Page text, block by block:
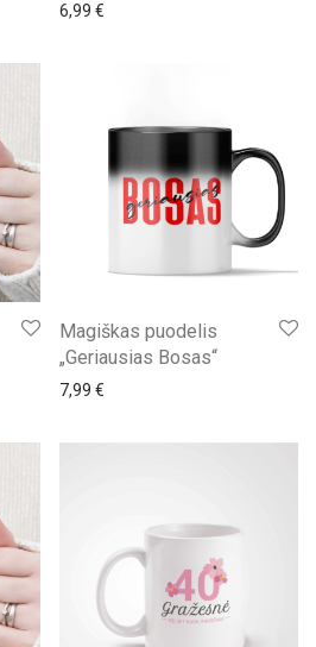
6,99 €
Magiškas puodelis
„Geriausias Bosas“
7,99 €